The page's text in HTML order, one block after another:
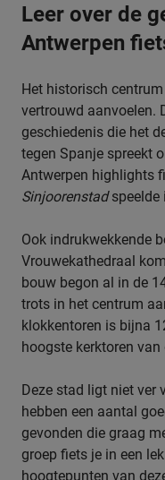
Leer over de
Antwerpen
Het historisch
vertrouwd aanvoelen.
geschiedenis die het
tegen Spanje spreekt
Antwerpen highlights
Sinjoorenstadspeelde
Ook indrukwekkende
Vrouwekathedraal
bouw begon al in de
trots in het centrum
klokkentoren is bijna
hoogste kerktoren van
Deze stad ligt niet ver
hebben een aantal
gevonden die graag
groep fiets je in een
hoogtepunten van